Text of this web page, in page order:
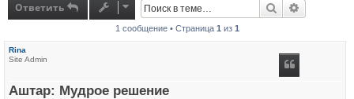
Ответить Поиск
1 сообщение • Страница 1 из 1
Rina
Site Admin
Аштар: Мудрое решение